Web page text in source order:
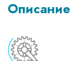
Описание